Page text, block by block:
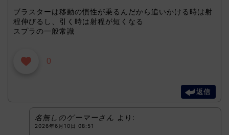
ブラスターは移動の慣性が乗るんだから追いかける時は射
程伸びるし、引く時は射程が短くなる
スプラの一般常識
0
返信
名無しのゲーマーさん より:
2026年6月10日 08:51